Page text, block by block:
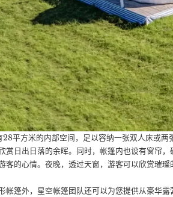
平方米的内部空间，足以容纳一张双人床或
赏日出日落的余晖。同时，帐篷内也设有窗帘
客的心情。夜晚，透过天窗，游客可以欣赏璀
帐篷外，星空帐篷团队还可以为您提供从豪华